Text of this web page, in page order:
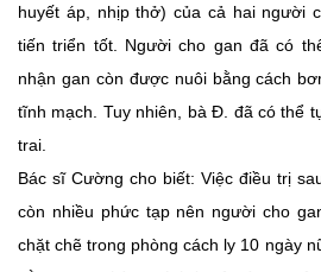
huyết áp, nhịp thở) của cả hai người
tiến triển tốt. Người cho gan đã có
nhận gan còn được nuôi bằng cách
tĩnh mạch. Tuy nhiên, bà Đ. đã có thể
trai.
Bác sĩ Cường cho biết: Việc điều trị
còn nhiều phức tạp nên người cho
chặt chẽ trong phòng cách ly 10 ngày